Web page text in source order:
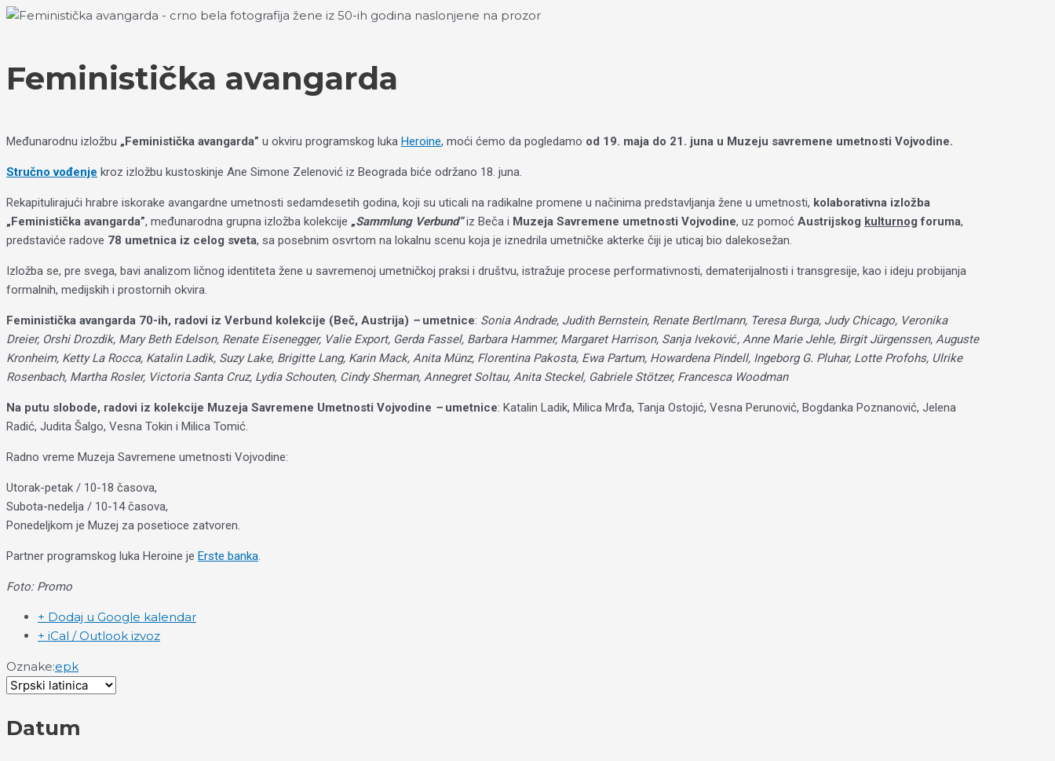
Пређи
Feministička avangarda
Međunarodnu izložbu „Feministička avangarda” u okviru programskog luka Heroine, moći ćemo da pogledamo od 19. maja do 21. juna u Muzeju savremene umetnosti Vojvodine.
Stručno vođenje kroz izložbu kustoskinje Ane Simone Zelenović iz Beograda biće održano 18. juna.
Rekapitulirajući hrabre iskorake avangardne umetnosti sedamdesetih godina, koji su uticali na radikalne promene u načinima predstavljanja žene u umetnosti, kolaborativna izložba
„Feministička avangarda”, međunarodna grupna izložba kolekcije „Sammlung Verbund”iz Beča i Muzeja Savremene umetnosti Vojvodine, uz pomoć Austrijskog kulturnog foruma,
predstaviće radove 78 umetnica iz celog sveta, sa posebnim osvrtom na lokalnu scenu koja je iznedrila umetničke akterke čiji je uticaj bio dalekosežan.
Izložba se, pre svega, bavi analizom ličnog identiteta žene u savremenoj umetničkoj praksi i društvu, istražuje procese performativnosti, dematerijalnosti i transgresije, kao i ideju probijanja
formalnih, medijskih i prostornih okvira.
Feministička avangarda 70-ih, radovi iz Verbund kolekcije (Beč, Austrija) –umetnice: Sonia Andrade, Judith Bernstein, Renate Bertlmann, Teresa Burga, Judy Chicago, Veronika
Dreier, Orshi Drozdik, Mary Beth Edelson, Renate Eisenegger, Valie Export, Gerda Fassel, Barbara Hammer, Margaret Harrison, Sanja Iveković, Anne Marie Jehle, Birgit Jürgenssen, Auguste
Kronheim, Ketty La Rocca, Katalin Ladik, Suzy Lake, Brigitte Lang, Karin Mack, Anita Münz, Florentina Pakosta, Ewa Partum, Howardena Pindell, Ingeborg G. Pluhar, Lotte Profohs, Ulrike
Rosenbach, Martha Rosler, Victoria Santa Cruz, Lydia Schouten, Cindy Sherman, Annegret Soltau, Anita Steckel, Gabriele Stötzer, Francesca Woodman
Na putu slobode, radovi iz kolekcije Muzeja Savremene Umetnosti Vojvodine –umetnice: Katalin Ladik, Milica Mrđa, Tanja Ostojić, Vesna Perunović, Bogdanka Poznanović, Jelena
Radić, Judita Šalgo, Vesna Tokin i Milica Tomić.
Radno vreme Muzeja Savremene umetnosti Vojvodine:
Utorak-petak / 10-18 časova,
Subota-nedelja / 10-14 časova,
Ponedeljkom je Muzej za posetioce zatvoren.
Partner programskog luka Heroine je Erste banka.
Foto: Promo
+ Dodaj u Google kalendar
+ iCal / Outlook izvoz
Oznake:epk
Izaberite
Datum